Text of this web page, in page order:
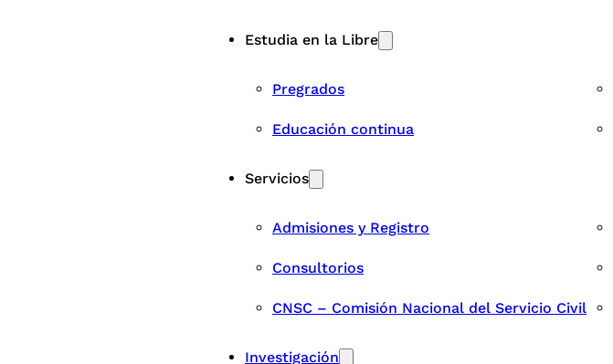
Estudia en la Libre
Pregrados
Educación continua
Servicios
Admisiones y Registro
Consultorios
CNSC – Comisión Nacional del Servicio Civil
Investigación